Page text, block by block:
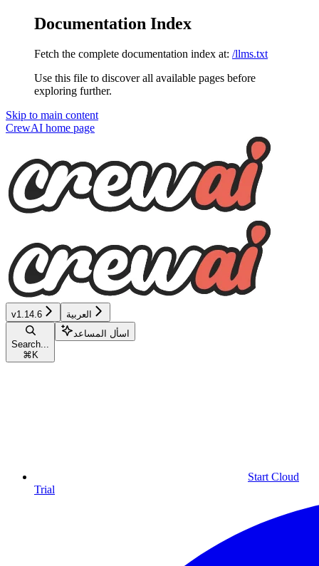
Documentation Index
Fetch the complete documentation index at: /llms.txt
Use this file to discover all available pages before
exploring further.
Skip to main content
CrewAI home page
v1.14.6 العربية
Search...
⌘ K
اسأل المساعد
Start Cloud
Trial